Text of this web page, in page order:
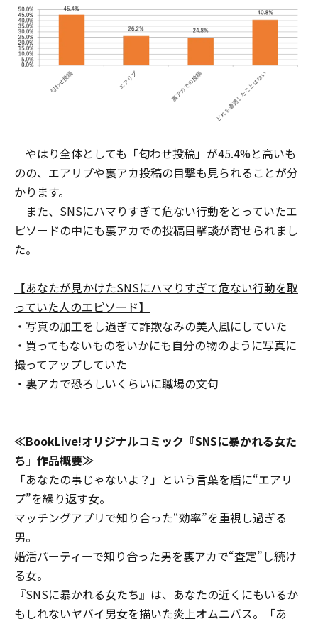
やはり全体としても「匂わせ投稿」が45.4%と高いも
のの、エアリプや裏アカ投稿の目撃も見られることが分
かります。
また、SNSにハマりすぎて危ない行動をとっていたエ
ピソードの中にも裏アカでの投稿目撃談が寄せられまし
た。
【あなたが見かけたSNSにハマりすぎて危ない行動を取
っていた人のエピソード】
・写真の加工をし過ぎて詐欺なみの美人風にしていた
・買ってもないものをいかにも自分の物のように写真に
撮ってアップしていた
・裏アカで恐ろしいくらいに職場の文句
≪BookLive!オリジナルコミック 『SNSに暴かれる女た
ち』 作品概要≫
「あなたの事じゃないよ？」という言葉を盾に“エアリ
プ”を繰り返す女。
マッチングアプリで知り合った“効率”を重視し過ぎる
男。
婚活パーティーで知り合った男を裏アカで“査定”し続け
る女。
『SNSに暴かれる女たち』は、あなたの近くにもいるか
もしれないヤバイ男女を描いた炎上オムニバス。「あ